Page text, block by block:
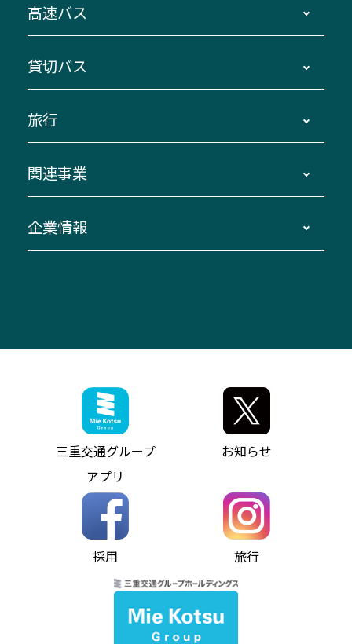
主要停留所案内図・時刻表
路線バスのご利用方法
三重交通接近情報バスロケーションシステム
迂回・休止について
臨時バスについて
伊勢二見鳥羽周遊バスCANばす
「みえブルーライン」（三重大学病院直通バ
神都ライナー
ミジュマルのラッピングバス（鈴鹿管内）
参宮バス
神都バス
パールシャトル
バス情報の見える化
コミュニティバス
バス・タクシー交通広告
異常事態発生時のお願い
高速バス
南紀・VISON～横浜・東京・埼玉
伊賀～名古屋
南紀～VISON～名古屋
湯の山温泉～名古屋
桑名・長島温泉・金城ふ頭駅～中部国際空港
（休止中）
お客様駐車場のご案内
アイコンの説明
インターネット予約
よくあるご質問
お問い合わせ
貸切バス
貸切バスのご利用について
お問い合わせ
旅行
貸切バス団体旅行
美し国周遊ばす
関連事業
自家用自動車車両運行管理
ザ・バスコレクション三重交通バスセット
三重交通公式グッズ
企業情報
ファンコーナー
お問い合わせ
お知らせ・最新情報一覧
ニュースリリース
お問い合わせ
個人情報保護方針
ソーシャルメディア運用ポリシー
ホームページのご利用にあたって
Notes for Using this Website
三重交通グループ
アプリ
お知らせ
採用 旅行